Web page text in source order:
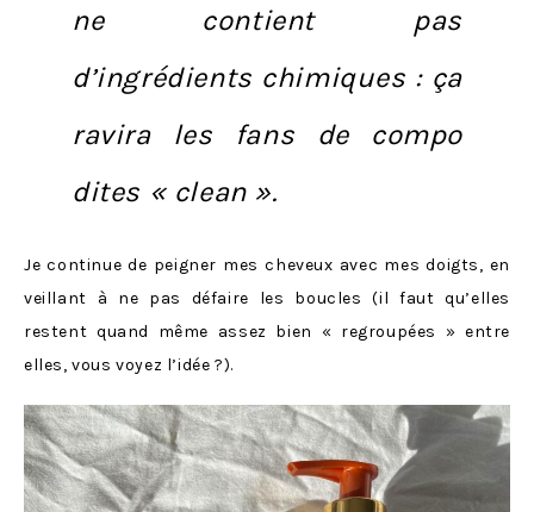
ne contient pas
d’ingrédients chimiques : ça
ravira les fans de compo
dites « clean ».
Je continue de peigner mes cheveux avec mes doigts, en
veillant à ne pas défaire les boucles (il faut qu’elles
restent quand même assez bien « regroupées » entre
elles, vous voyez l’idée ?).